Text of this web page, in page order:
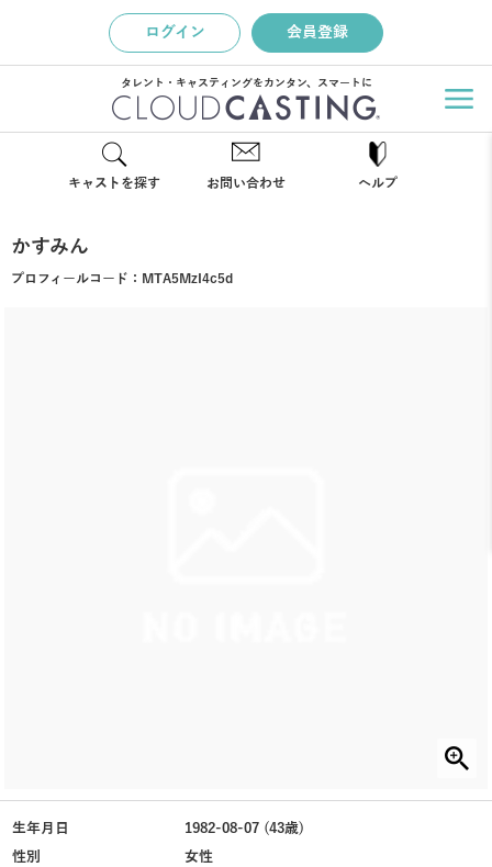
ログイン 会員登録
タレント・キャスティングをカンタン、スマートに
キャストを探す お問い合わせ ヘルプ
かすみん
プロフィールコード： MTA5MzI4c5d
生年月日
1982-08-07 (43歳)
性別
女性